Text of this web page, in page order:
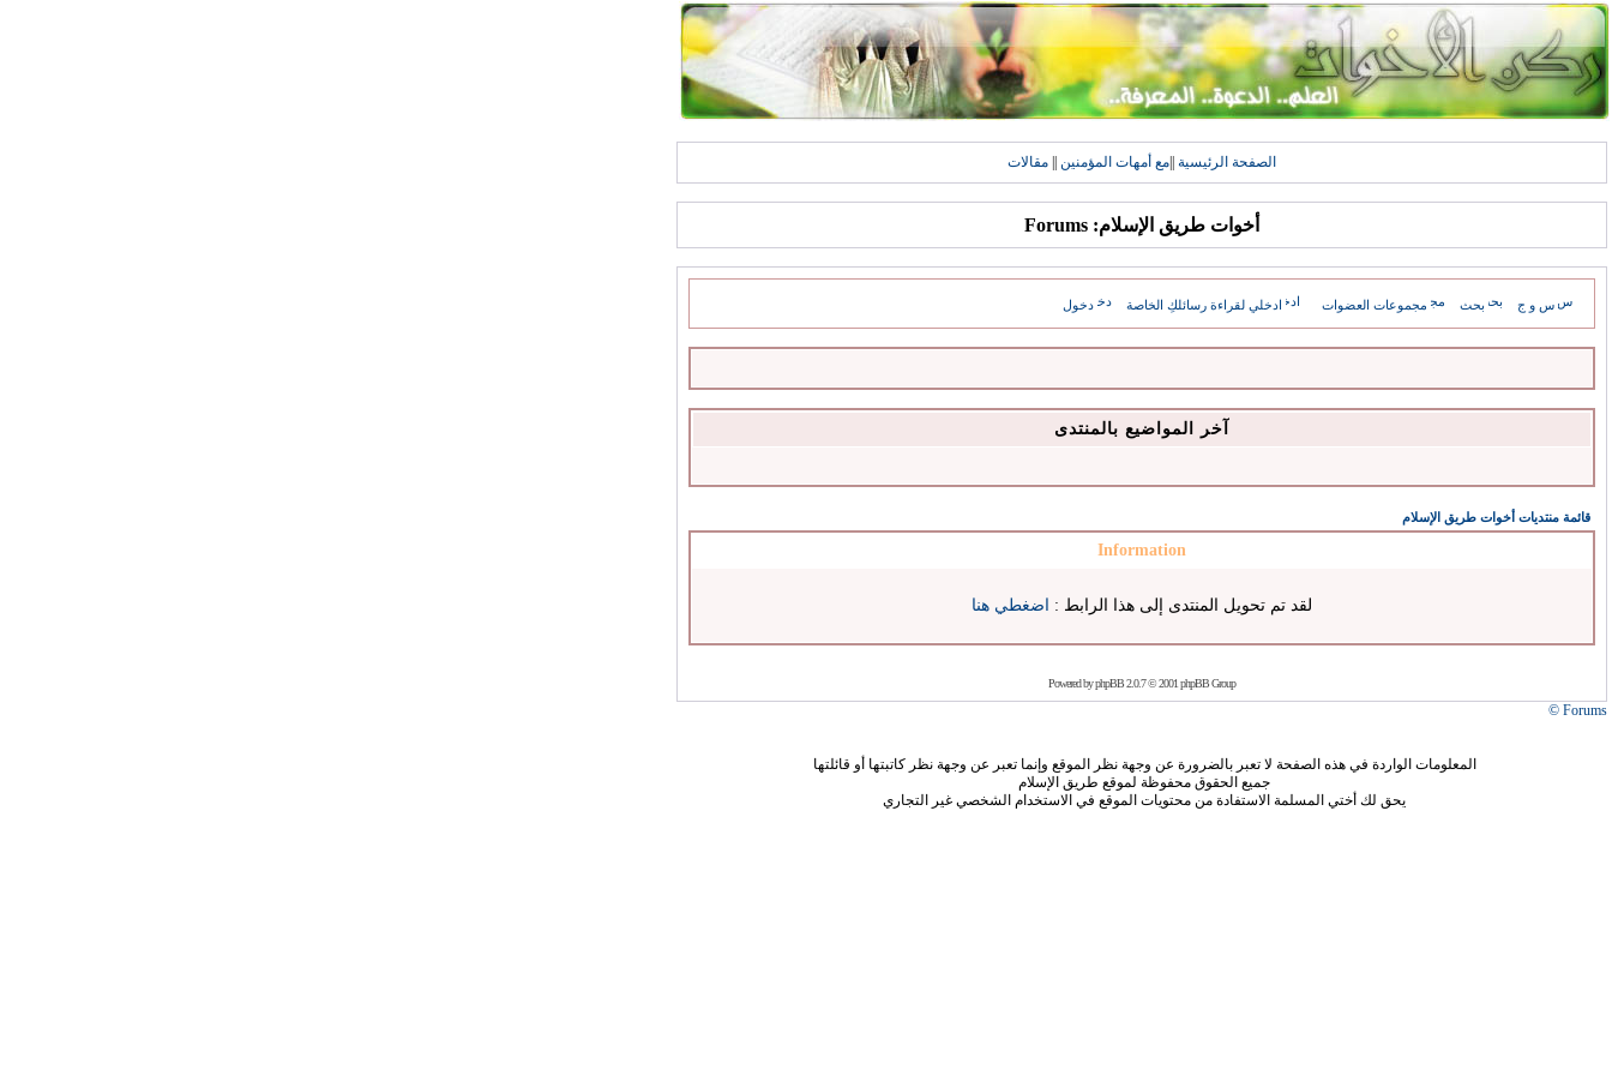
الصفحة الرئيسية مع أمهات المؤمنين مقالات
أخوات طريق الإسلام: Forums
س و ج بحث مجموعات العضوات ادخلي لقراءة رسائلكِ الخاصة دخول
آخر المواضيع بالمنتدى
قائمة منتديات أخوات طريق الإسلام
Information
لقد تم تحويل المنتدى إلى هذا الرابط : اضغطي هنا
Powered byphpBB2.0.7 © 2001 phpBB Group
Forums ©
المعلومات الواردة في هذه الصفحة لا تعبر بالضرورة عن وجهة نظر الموقع وإنما تعبر عن وجهة نظر كاتبتها أو قائلتها
جميع الحقوق محفوظة لموقع طريق الإسلام
يحق لك أختي المسلمة الاستفادة من محتويات الموقع في الاستخدام الشخصي غير التجاري